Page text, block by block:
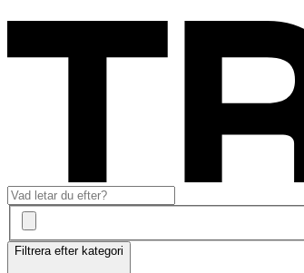
Filtrera efter kategori